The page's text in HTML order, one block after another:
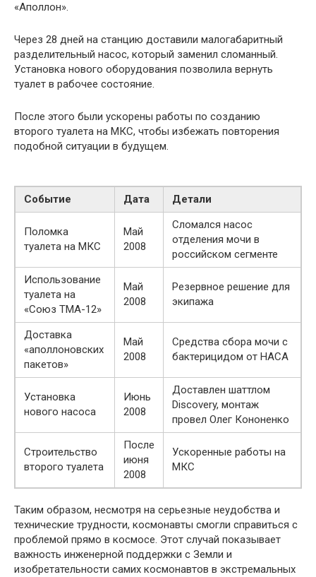
«Аполлон».
Через 28 дней на станцию доставили малогабаритный
разделительный насос, который заменил сломанный.
Установка нового оборудования позволила вернуть
туалет в рабочее состояние.
После этого были ускорены работы по созданию
второго туалета на МКС, чтобы избежать повторения
подобной ситуации в будущем.
Событие Дата Детали
Поломка
туалета на МКС
Май
2008
Сломался насос
отделения мочи в
российском сегменте
Использование
туалета на
«Союз ТМА-12»
Май
2008
Резервное решение для
экипажа
Доставка
«аполлоновских
пакетов»
Май
2008
Средства сбора мочи с
бактерицидом от НАСА
Установка
нового насоса
Июнь
2008
Доставлен шаттлом
Discovery, монтаж
провел Олег Кононенко
Строительство
второго туалета
После
июня
2008
Ускоренные работы на
МКС
Таким образом, несмотря на серьезные неудобства и
технические трудности, космонавты смогли справиться с
проблемой прямо в космосе. Этот случай показывает
важность инженерной поддержки с Земли и
изобретательности самих космонавтов в экстремальных